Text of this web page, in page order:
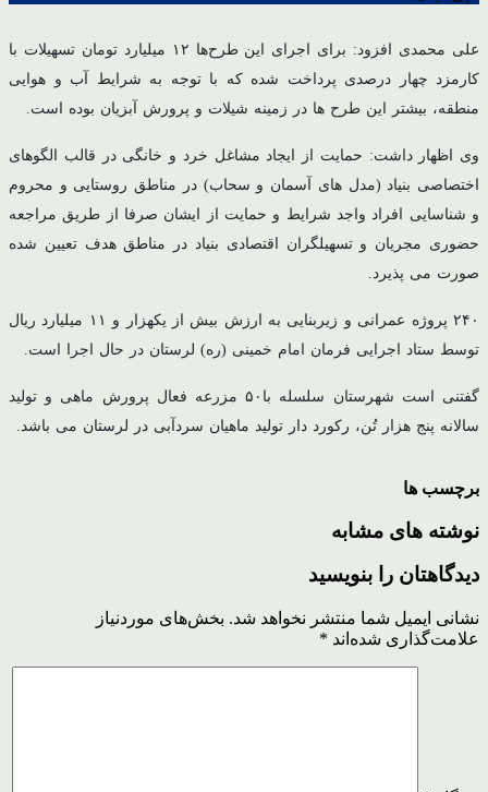
علی محمدی افزود: برای اجرای این طرح‌ها ۱۲ میلیارد تومان تسهیلات با
کارمزد چهار درصدی پرداخت شده که با توجه به شرایط آب و هوایی
منطقه، بیشتر این طرح ها در زمینه شیلات و پرورش آبزیان بوده است.
وی اظهار داشت: حمایت از ایجاد مشاغل خرد و خانگی در قالب الگوهای
اختصاصی بنیاد (مدل های آسمان و سحاب) در مناطق روستایی و محروم
و شناسایی افراد واجد شرایط و حمایت از ایشان صرفا از طریق مراجعه
حضوری مجریان و تسهیلگران اقتصادی بنیاد در مناطق هدف تعیین شده
صورت می پذیرد.
۲۴۰ پروژه عمرانی و زیربنایی به ارزش بیش از یکهزار و ۱۱ میلیارد ریال
توسط ستاد اجرایی فرمان امام خمینی (ره) لرستان در حال اجرا است.
گفتنی است شهرستان سلسله با۵۰ مزرعه فعال پرورش ماهی و تولید
سالانه پنج هزار تُن، رکورد دار تولید ماهیان سردآبی در لرستان می باشد.
برچسب ها
نوشته های مشابه
دیدگاهتان را بنویسید
نشانی ایمیل شما منتشر نخواهد شد. بخش‌های موردنیاز
علامت‌گذاری شده‌اند *